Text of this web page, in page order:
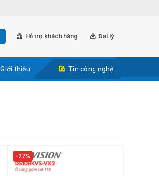
Hỗ trợ khách hàng Đại lý
Giới thiệu Tin công nghệ
27%